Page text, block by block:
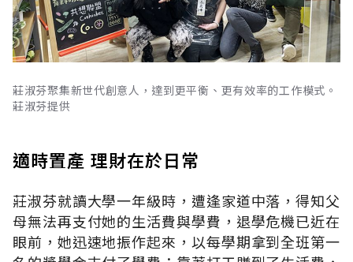
莊淑芬聚集新世代創意人，達到更平衡、更有效率的工作模式。
莊淑芬提供
適時置產 理財在於日常
莊淑芬就讀大學一年級時，遭逢家道中落，得知父
母無法再支付她的生活費與學費，退學危機已近在
眼前，她迅速地振作起來，以每學期拿到全班第一